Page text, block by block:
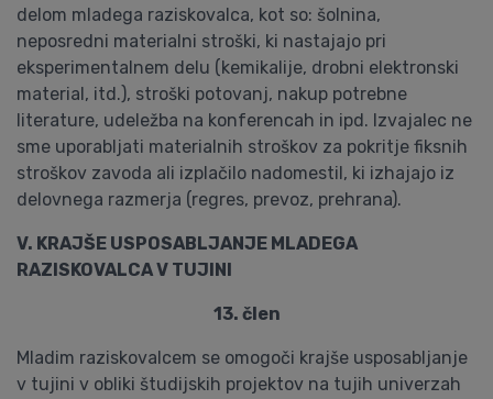
delom mladega raziskovalca, kot so: šolnina,
neposredni materialni stroški, ki nastajajo pri
eksperimentalnem delu (kemikalije, drobni elektronski
material, itd.), stroški potovanj, nakup potrebne
literature, udeležba na konferencah in ipd. Izvajalec ne
sme uporabljati materialnih stroškov za pokritje fiksnih
stroškov zavoda ali izplačilo nadomestil, ki izhajajo iz
delovnega razmerja (regres, prevoz, prehrana).
V. KRAJŠE USPOSABLJANJE MLADEGA
RAZISKOVALCA V TUJINI
13. člen
Mladim raziskovalcem se omogoči krajše usposabljanje
v tujini v obliki študijskih projektov na tujih univerzah